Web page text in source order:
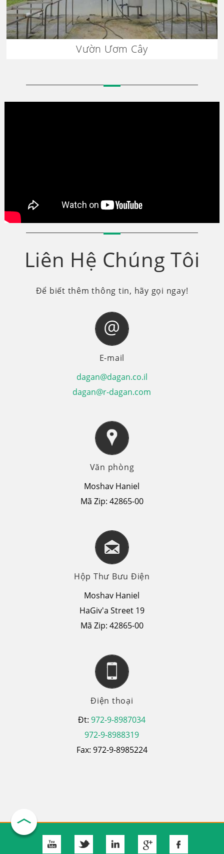
Vườn Ươm Cây
Liên Hệ Chúng Tôi
Để biết thêm thông tin, hãy gọi ngay!
E-mail
dagan@dagan.co.il
dagan@r-dagan.com
Văn phòng
Moshav Haniel
Mã Zip: 42865-00
Hộp Thư Bưu Điện
Moshav Haniel
HaGiv'a Street 19
Mã Zip: 42865-00
Điện thoại
Đt:972-9-8987034
972-9-8988319
Fax: 972-9-8985224